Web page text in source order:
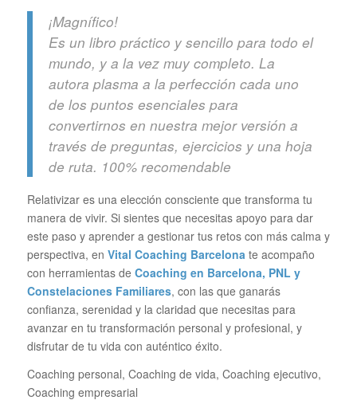
¡Magnífico!
Es un libro práctico y sencillo para todo el
mundo, y a la vez muy completo. La
autora plasma a la perfección cada uno
de los puntos esenciales para
convertirnos en nuestra mejor versión a
través de preguntas, ejercicios y una hoja
de ruta. 100% recomendable
Relativizar es una elección consciente que transforma tu
manera de vivir. Si sientes que necesitas apoyo para dar
este paso y aprender a gestionar tus retos con más calma y
perspectiva, en Vital Coaching Barcelonate acompaño
con herramientas de Coaching en Barcelona, PNL y
Constelaciones Familiares, con las que ganarás
confianza, serenidad y la claridad que necesitas para
avanzar en tu transformación personal y profesional, y
disfrutar de tu vida con auténtico éxito.
Coaching personal, Coaching de vida, Coaching ejecutivo,
Coaching empresarial